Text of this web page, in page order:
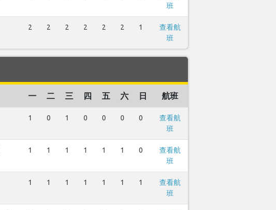
班
2 2 2 2 2 2 1
查看航
班
一 二 三 四 五 六 日 航班
1 0 1 0 0 0 0
查看航
班
1 1 1 1 1 1 0
查看航
班
1 1 1 1 1 1 1
查看航
班